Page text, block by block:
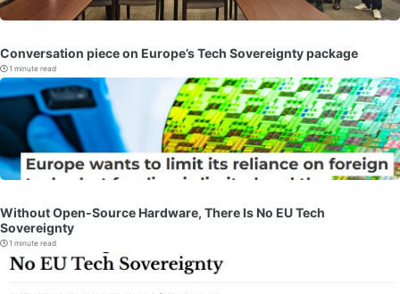
Conversation piece on Europe’s Tech Sovereignty package
1 minute read
Without Open-Source Hardware, There Is No EU Tech
Sovereignty
1 minute read